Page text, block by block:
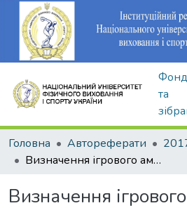
та
Головна Автореферати
Визначення ігрового амплуа хокеїстів з урахуванням особистісних параметрів
Визначення